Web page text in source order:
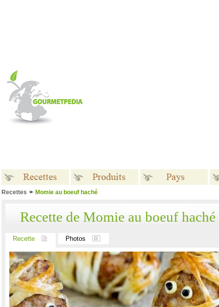
Recettes > Momie au boeuf haché
Recette de Momie au boeuf haché
Recette Photos